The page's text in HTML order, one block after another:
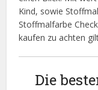
Kind, sowie
Stoffmalfarbe
kaufen zu achten
Die